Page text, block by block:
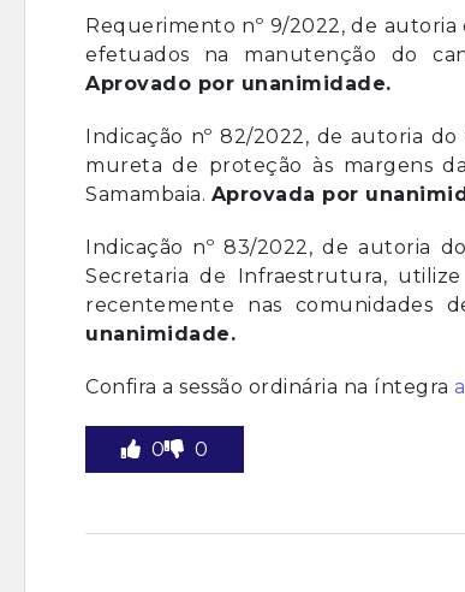
Requerimento nº 9/2022, de
efetuados na manutenção do
Aprovado por unanimidade.
Indicação nº 82/2022, de autoria
mureta de proteção às margens
Samambaia. Aprovada por
Indicação nº 83/2022, de autoria
Secretaria de Infraestrutura,
recentemente nas comunidades
unanimidade.
Confira a sessão ordinária na íntegra
0 0